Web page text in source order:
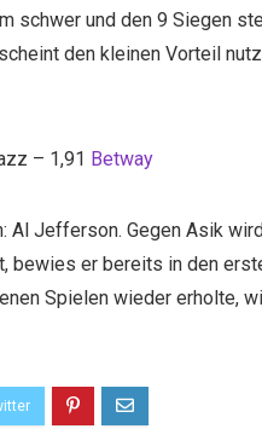
schwer und den 9 Siegen
den kleinen Vorteil
– 1,91 Betway
Al Jefferson. Gegen Asik
bewies er bereits in den
Spielen wieder erholte,